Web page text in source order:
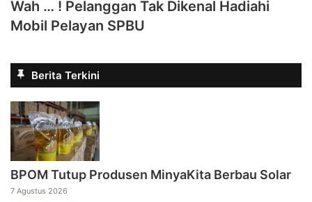
Wah … ! Pelanggan Tak Dikenal Hadiahi
Mobil Pelayan SPBU
Berita Terkini
BPOM Tutup Produsen MinyaKita Berbau Solar
7 Agustus 2026